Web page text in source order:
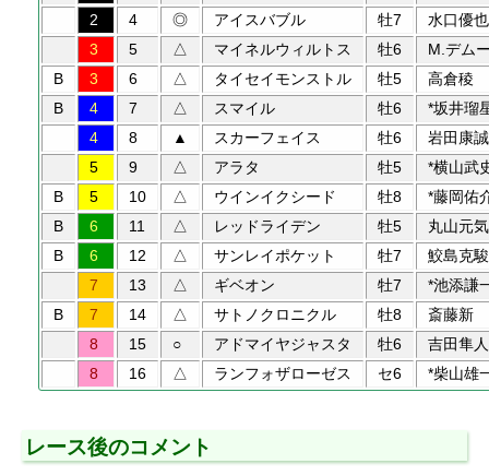
2
4 ◎ アイスバブル 牡7
水口優也
3
5 △ マイネルウィルトス 牡6
M.デム
B
3 6 △ タイセイモンストル 牡5
高倉稜
B
4 7 △ スマイル 牡6
*坂井瑠
4
8 ▲ スカーフェイス 牡6
岩田康誠
5
9 △ アラタ 牡5
*横山武
B
5 10 △ ウインイクシード 牡8
*藤岡佑
B
6 11 △ レッドライデン 牡5
丸山元気
B
6 12 △ サンレイポケット 牡7
鮫島克駿
7
13 △ ギベオン 牡7
*池添謙
B
7 14 △ サトノクロニクル 牡8
斎藤新
8
15 ○ アドマイヤジャスタ 牡6
吉田隼人
8
16 △ ランフォザローゼス セ6 *柴山雄
レース後のコメント